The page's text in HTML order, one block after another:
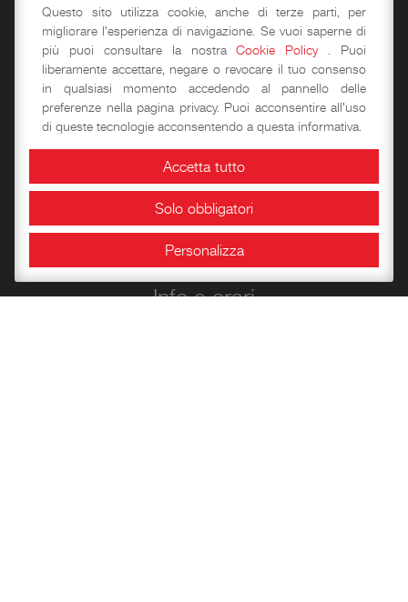
Didattica
Laboratori storico-didattici
Spazi per eventi
Area Congressuale
Sale espositive
Info e orari
Questo sito utilizza cookie, anche di terze parti, per
migliorare l'esperienza di navigazione. Se vuoi saperne di
più puoi consultare la nostraCookie Policy . Puoi
liberamente accettare, negare o revocare il tuo consenso
in qualsiasi momento accedendo al pannello delle
preferenze nella pagina privacy. Puoi acconsentire all'uso
di queste tecnologie acconsentendo a questa informativa.
Accetta tutto
Solo obbligatori
Personalizza